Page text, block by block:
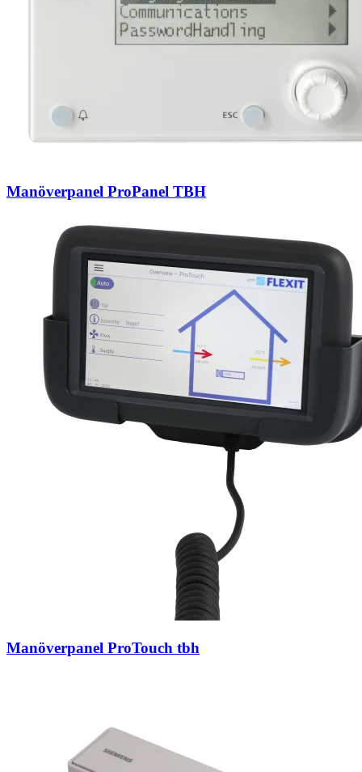
Manöverpanel ProPanel TBH
Manöverpanel ProTouch tbh